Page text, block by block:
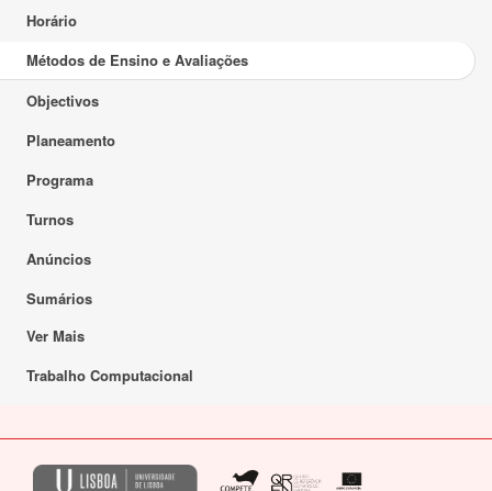
Horário
Métodos de Ensino e Avaliações
Objectivos
Planeamento
Programa
Turnos
Anúncios
Sumários
Ver Mais
Trabalho Computacional